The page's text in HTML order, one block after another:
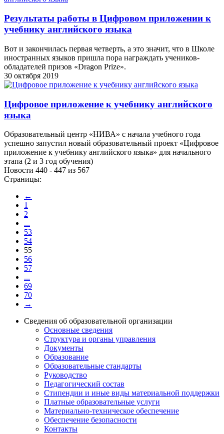
Результаты работы в Цифровом приложении к
учебнику английского языка
Вот и закончилась первая четверть, а это значит, что в Школе
иностранных языков пришла пора награждать учеников-
обладателей призов «Dragon Prize».
30 октября 2019
Цифровое приложение к учебнику английского
языка
Образовательный центр «НИВА» с начала учебного года
успешно запустил новый образовательный проект «Цифровое
приложение к учебнику английского языка» для начального
этапа (2 и 3 год обучения)
Новости 440 - 447 из 567
Страницы:
←
1
2
...
53
54
55
56
57
...
69
70
→
Сведения об образовательной организации
Основные сведения
Структура и органы управления
Документы
Образование
Образовательные стандарты
Руководство
Педагогический состав
Стипендии и иные виды материальной поддержки
Платные образовательные услуги
Материально-техническое обеспечение
Обеспечение безопасности
Контакты